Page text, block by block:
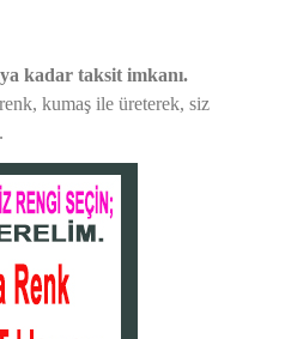
kadar taksit imkanı.
kumaş ile üreterek, siz